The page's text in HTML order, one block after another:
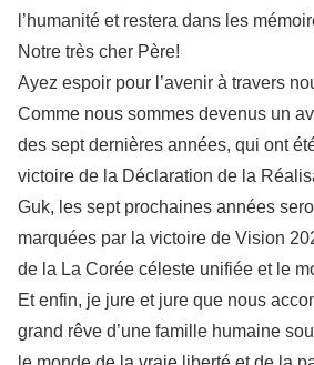
l’humanité et restera dans les
Notre très cher Père!
Ayez espoir pour l’avenir à travers
Comme nous sommes devenus un
des sept dernières années, qui ont
victoire de la Déclaration de la
Guk, les sept prochaines années
marquées par la victoire de Vision
de la La Corée céleste unifiée et le
Et enfin, je jure et jure que nous
grand rêve d’une famille humaine